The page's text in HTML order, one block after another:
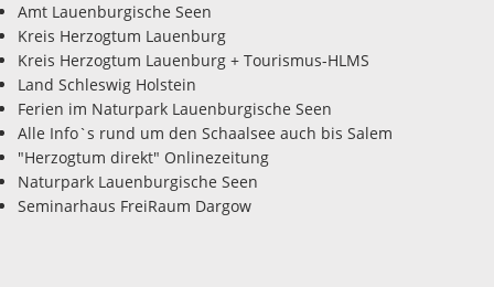
Amt Lauenburgische Seen
Kreis Herzogtum Lauenburg
Kreis Herzogtum Lauenburg + Tourismus-HLMS
Land Schleswig Holstein
Ferien im Naturpark Lauenburgische Seen
Alle Info`s rund um den Schaalsee auch bis Salem
"Herzogtum direkt" Onlinezeitung
Naturpark Lauenburgische Seen
Seminarhaus FreiRaum Dargow